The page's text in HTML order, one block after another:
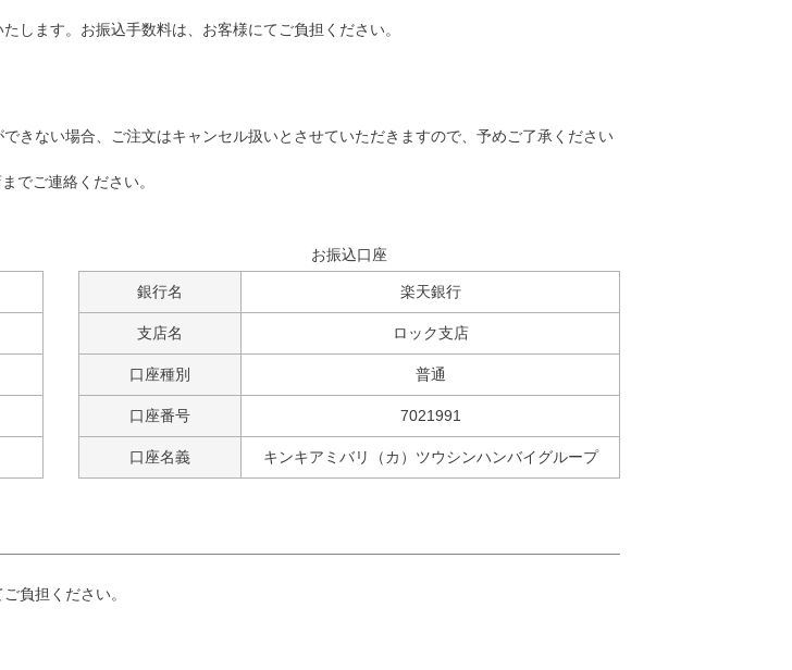
します。お振込手数料は、お客様にてご負担ください。
きない場合、ご注文はキャンセル扱いとさせていただきますので、予めご了承ください
でご連絡ください。
お振込口座
銀行名 楽天銀行
支店名 ロック支店
口座種別 普通
口座番号 7021991
口座名義 キンキアミバリ（カ）ツウシンハンバイグループ
負担ください。